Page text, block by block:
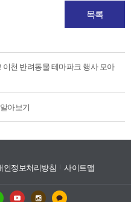
목록
천 반려동물 테마파크 행사 모아
아보기
인정보처리방침 사이트맵